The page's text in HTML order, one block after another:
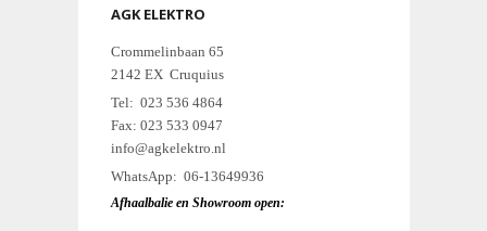
AGK ELEKTRO
Crommelinbaan 65
2142 EX Cruquius
Tel: 023 536 4864
Fax: 023 533 0947
info@agkelektro.nl
WhatsApp: 06-13649936
Afhaalbalie en Showroom open: